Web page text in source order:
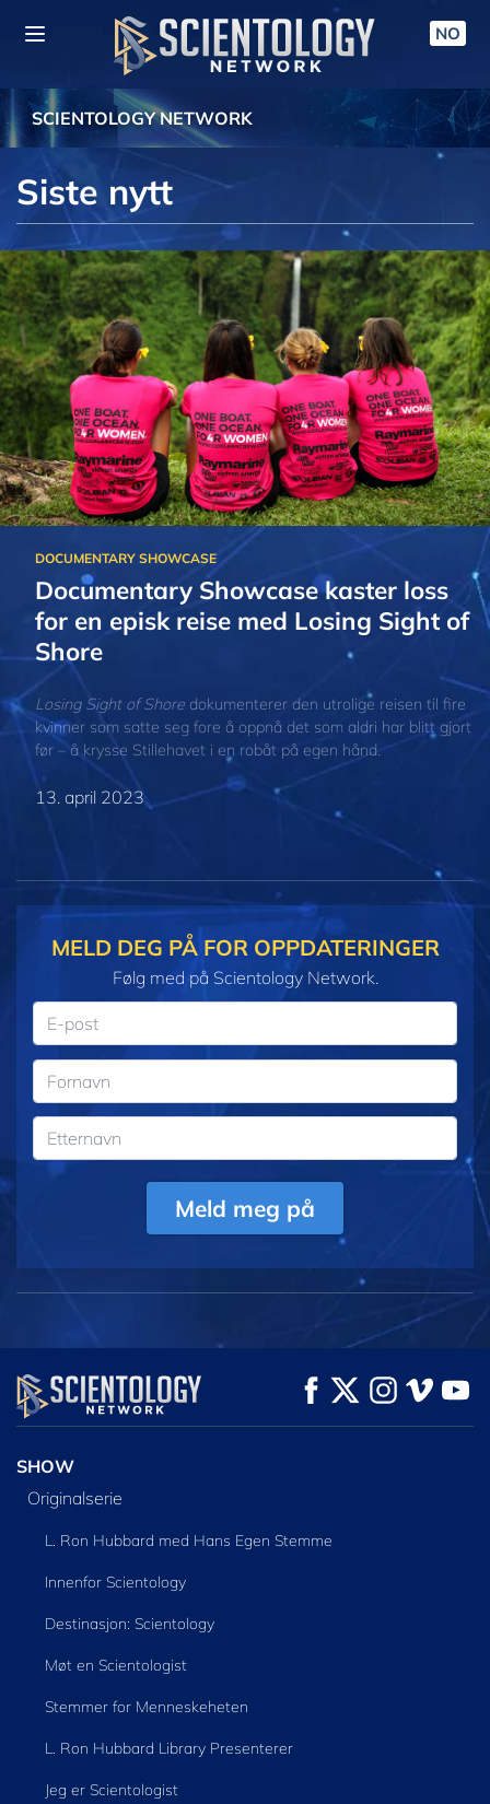
NO
SCIENTOLOGY NETWORK
Siste nytt
Documentary Showcase kaster loss
for en episk reise med Losing Sight of
Shore
Losing Sight of Shore dokumenterer den utrolige reisen til fire
kvinner som satte seg fore å oppnå det som aldri har blitt gjort
før – å krysse Stillehavet i en robåt på egen hånd.
13. april 2023
MELD DEG PÅ FOR OPPDATERINGER
Følg med på Scientology Network.
Meld meg på
SHOW
Originalserie
L. Ron Hubbard med Hans Egen Stemme
Innenfor Scientology
Destinasjon: Scientology
Møt en Scientologist
Stemmer for Menneskeheten
L. Ron Hubbard Library Presenterer
Jeg er Scientologist